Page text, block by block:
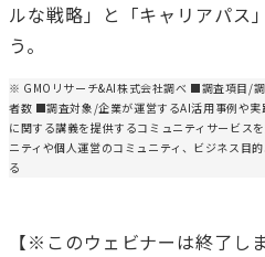
ルな戦略」と「キャリアパス
う。
※ GMOリサーチ&AI株式会社調べ ■調査項目/
者数 ■調査対象/企業が運営するAI活用事例や
に関する講義を提供するコミュニティサービス
ニティや個人運営のコミュニティ、ビジネス目
る
【※このウェビナーは終了し